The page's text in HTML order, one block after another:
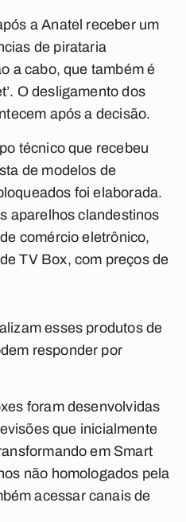
a Anatel receber um
de pirataria
a cabo, que também é
O desligamento dos
após a decisão.
técnico que recebeu
de modelos de
foi elaborada.
aparelhos clandestinos
comércio eletrônico,
TV Box, com preços de
esses produtos de
responder por
foram desenvolvidas
que inicialmente
em Smart
não homologados pela
acessar canais de